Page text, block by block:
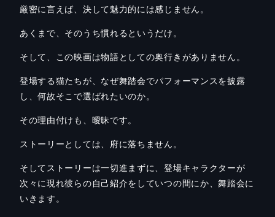
厳密に言えば、決して魅力的には感じません。
あくまで、そのうち慣れるというだけ。
そして、この映画は物語としての奥行きがありません。
登場する猫たちが、なぜ舞踏会でパフォーマンスを披露
し、何故そこで選ばれたいのか。
その理由付けも、曖昧です。
ストーリーとしては、府に落ちません。
そしてストーリーは一切進まずに、登場キャラクターが
次々に現れ彼らの自己紹介をしていつの間にか、舞踏会に
いきます。